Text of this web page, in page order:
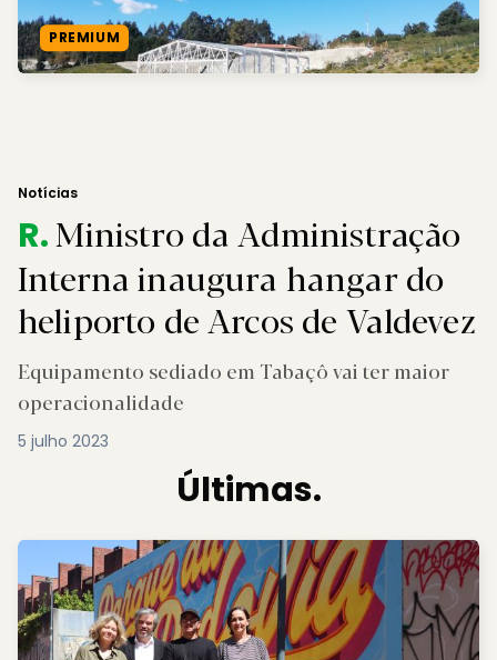
PREMIUM
Notícias
R.Ministro da Administração
Interna inaugura hangar do
heliporto de Arcos de Valdevez
Equipamento sediado em Tabaçô vai ter maior
operacionalidade
5 julho 2023
Últimas.